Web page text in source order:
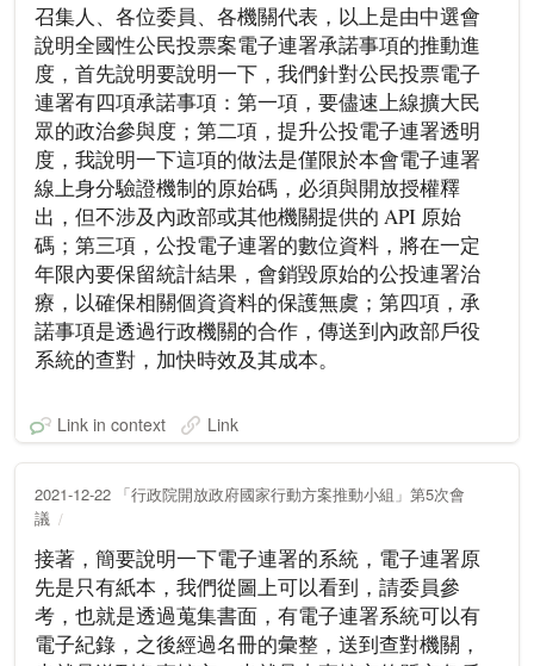
召集人、各位委員、各機關代表，以上是由中選會
說明全國性公民投票案電子連署承諾事項的推動進
度，首先說明要說明一下，我們針對公民投票電子
連署有四項承諾事項：第一項，要儘速上線擴大民
眾的政治參與度；第二項，提升公投電子連署透明
度，我說明一下這項的做法是僅限於本會電子連署
線上身分驗證機制的原始碼，必須與開放授權釋
出，但不涉及內政部或其他機關提供的 API 原始
碼；第三項，公投電子連署的數位資料，將在一定
年限內要保留統計結果，會銷毀原始的公投連署治
療，以確保相關個資資料的保護無虞；第四項，承
諾事項是透過行政機關的合作，傳送到內政部戶役
系統的查對，加快時效及其成本。
Link in context Link
2021-12-22 「行政院開放政府國家行動方案推動小組」第5次會
議
接著，簡要說明一下電子連署的系統，電子連署原
先是只有紙本，我們從圖上可以看到，請委員參
考，也就是透過蒐集書面，有電子連署系統可以有
電子紀錄，之後經過名冊的彙整，送到查對機關，